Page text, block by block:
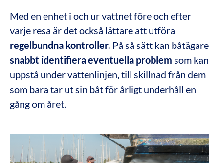
Med en enhet i och ur vattnet före och efter
varje resa är det också lättare att utföra
regelbundna kontroller. På så sätt kan båtägare
snabbt identifiera eventuella problem som kan
uppstå under vattenlinjen, till skillnad från dem
som bara tar ut sin båt för årligt underhåll en
gång om året.